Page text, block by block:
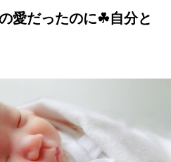
愛だったのに☘自分と